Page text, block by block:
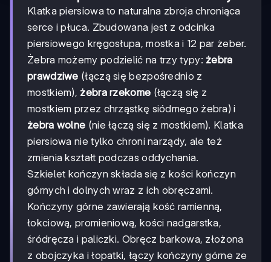
Klatka piersiowa to naturalna zbroja chroniąca
serce i płuca. Zbudowana jest z odcinka
piersiowego kręgosłupa, mostka i 12 par żeber.
Żebra możemy podzielić na trzy typy: żebra
prawdziwe (łączą się bezpośrednio z
mostkiem), żebra rzekome (łączą się z
mostkiem przez chrząstkę siódmego żebra) i
żebra wolne (nie łączą się z mostkiem). Klatka
piersiowa nie tylko chroni narządy, ale też
zmienia kształt podczas oddychania.
Szkielet kończyn składa się z kości kończyn
górnych i dolnych wraz z ich obręczami.
Kończyny górne zawierają kość ramienną,
łokciową, promieniową, kości nadgarstka,
śródręcza i paliczki. Obręcz barkowa, złożona
z obojczyka i łopatki, łączy kończyny górne ze